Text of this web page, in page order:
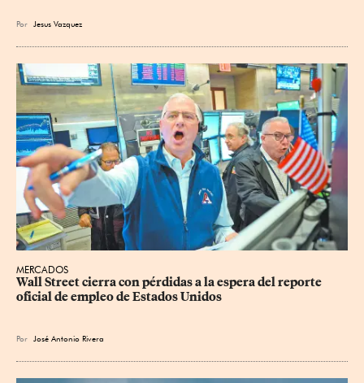
Por Jesus Vazquez
MERCADOS
Wall Street cierra con pérdidas a la espera del reporte
oficial de empleo de Estados Unidos
Por José Antonio Rivera